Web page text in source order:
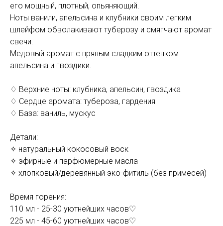
его мощный, плотный, опьяняющий.
Ноты ванили, апельсина и клубники своим легким
шлейфом обволакивают туберозу и смягчают аромат
свечи.
Медовый аромат с пряным сладким оттенком
апельсина и гвоздики.
♢ Верхние ноты: клубника, апельсин, гвоздика
♢ Сердце аромата: тубероза, гардения
♢ База: ваниль, мускус
Детали:
✧ натуральный кокосовый воск
✧ эфирные и парфюмерные масла
✧ хлопковый/деревянный эко-фитиль (без примесей)
Время горения:
110 мл - 25-30 уютнейших часов♡
225 мл - 45-60 уютнейших часов♡